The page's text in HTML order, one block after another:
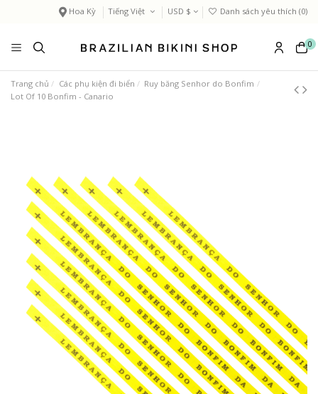
Hoa Kỳ Tiếng Việt USD $ Danh sách yêu thích (0)
0
Trang chủ Các phụ kiện đi biển
Ruy băng Senhor do Bonfim
Lot Of 10 Bonfim - Canario